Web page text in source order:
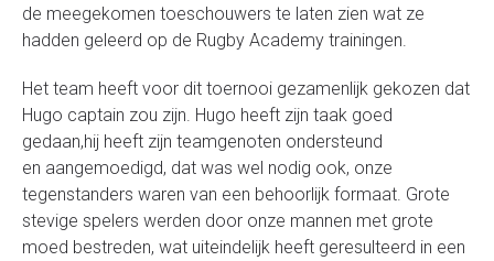
de meegekomen toeschouwers te laten zien wat ze
hadden geleerd op de Rugby Academy trainingen.
Het team heeft voor dit toernooi gezamenlijk gekozen dat
Hugo captain zou zijn. Hugo heeft zijn taak goed
gedaan,hij heeft zijn teamgenoten ondersteund
en aangemoedigd, dat was wel nodig ook, onze
tegenstanders waren van een behoorlijk formaat. Grote
stevige spelers werden door onze mannen met grote
moed bestreden, wat uiteindelijk heeft geresulteerd in een